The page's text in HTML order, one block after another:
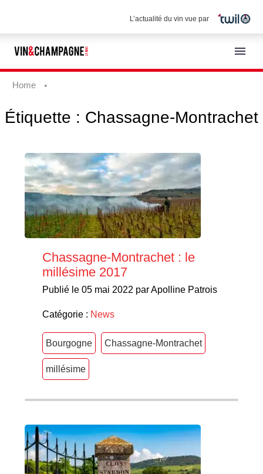
L’actualité du vin vue par
Français
Home
Étiquette : Chassagne-Montrachet
Chassagne-Montrachet : le
millésime 2017
Publié le 05 mai 2022 par Apolline Patrois
Catégorie : News
Bourgogne Chassagne-Montrachet
millésime